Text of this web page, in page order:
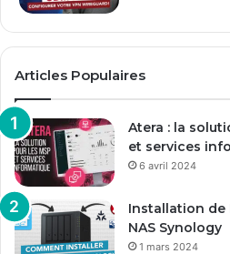
Articles Populaires
Atera : la
et services
6 avril 2024
Installation de
NAS Synology
1 mars 2024